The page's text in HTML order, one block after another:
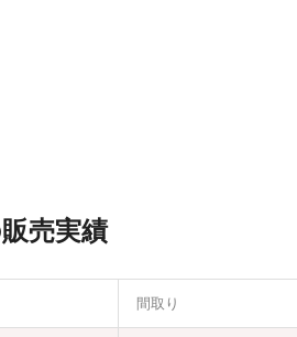
売実績
間取り